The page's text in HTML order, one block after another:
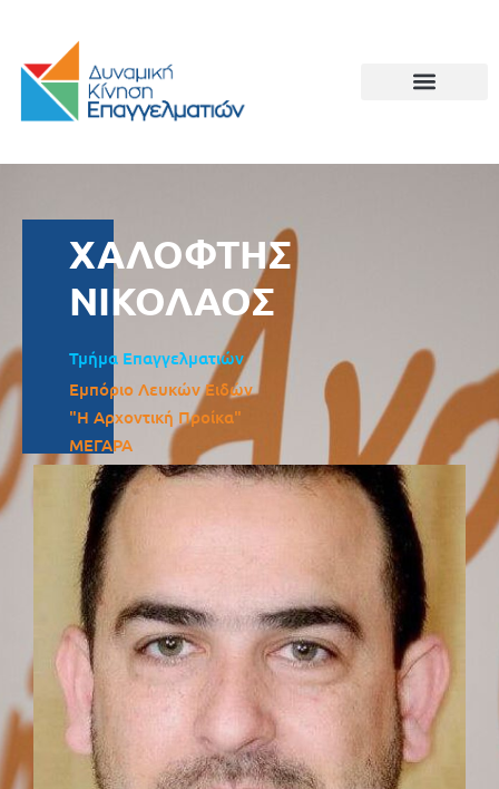
ΧΑΛΟΦΤΗΣ
ΝΙΚΟΛΑΟΣ
Τμήμα Επαγγελματιών
Εμπόριο Λευκών Ειδών
"Η Αρχοντική Προίκα"
ΜΕΓΑΡΑ